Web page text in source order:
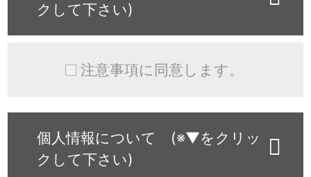
クして下さい)
注意事項に同意します。
個人情報について (※▼をクリッ
クして下さい)